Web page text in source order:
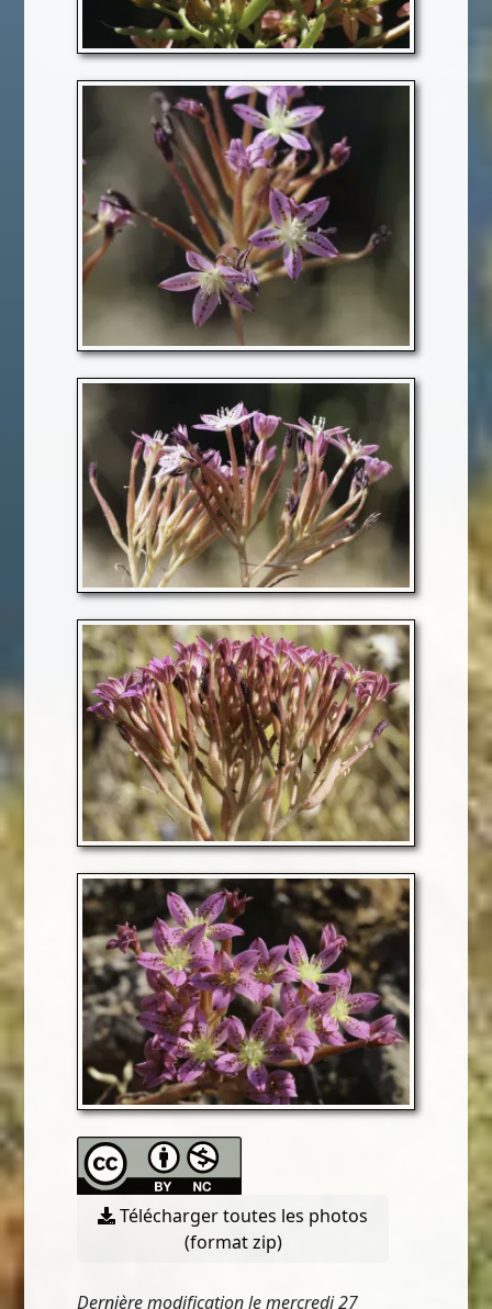
Télécharger toutes les photos
(format zip)
Dernière modification le mercredi 27